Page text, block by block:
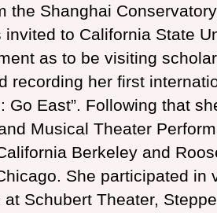
the Shanghai
to California State
as to be visiting
recording her first
Go East”. Following that
Musical Theater
Berkeley and
She participated in
Schubert Theater,